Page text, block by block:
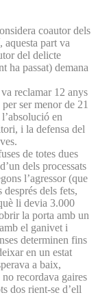
coautor dels
part va
del delicte
ha passat) demana
reclamar 12 anys
ser menor de 21
en
i la defensa del
de totes dues
dels processats
l’agressor (que
dels fets,
li devia 3.000
la porta amb un
el ganivet i
determinen fins
en un estat
a baix,
recordava gaires
dos rient-se d’ell